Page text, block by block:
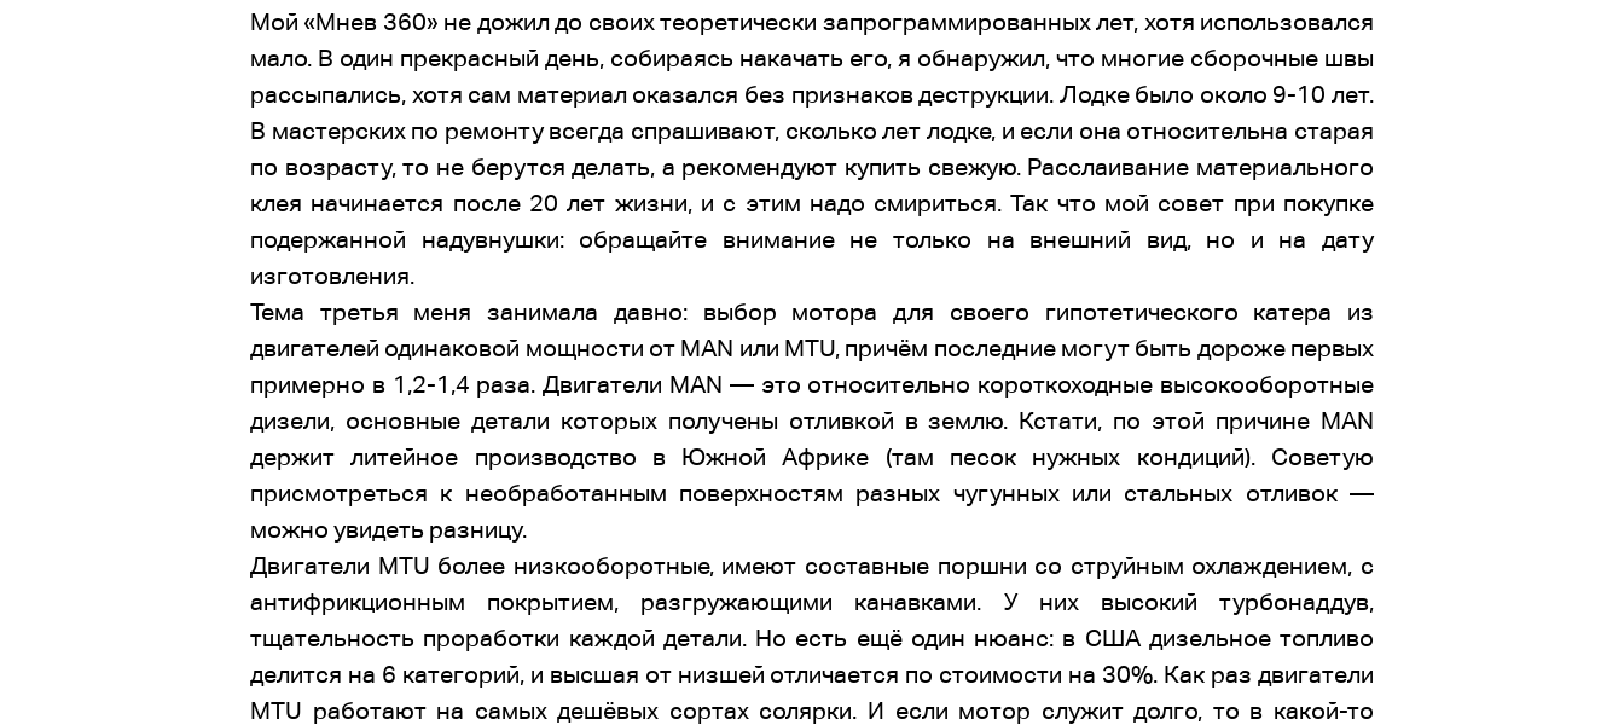
Мой «Мнев 360» не дожил до своих теоретически запрограммированных лет, хотя использовался
мало. В один прекрасный день, собираясь накачать его, я обнаружил, что многие сборочные швы
рассыпались, хотя сам материал оказался без признаков деструкции. Лодке было около 9-10 лет.
В мастерских по ремонту всегда спрашивают, сколько лет лодке, и если она относительна старая
по возрасту, то не берутся делать, а рекомендуют купить свежую. Расслаивание материального
клея начинается после 20 лет жизни, и с этим надо смириться. Так что мой совет при покупке
подержанной надувнушки: обращайте внимание не только на внешний вид, но и на дату
изготовления.
Тема третья меня занимала давно: выбор мотора для своего гипотетического катера из
двигателей одинаковой мощности от МАN или МТU, причём последние могут быть дороже первых
примерно в 1,2-1,4 раза. Двигатели МAN — это относительно короткоходные высокооборотные
дизели, основные детали которых получены отливкой в землю. Кстати, по этой причине МАN
держит литейное производство в Южной Африке (там песок нужных кондиций). Советую
присмотреться к необработанным поверхностям разных чугунных или стальных отливок —
можно увидеть разницу.
Двигатели МТU более низкооборотные, имеют составные поршни со струйным охлаждением, с
антифрикционным покрытием, разгружающими канавками. У них высокий турбонаддув,
тщательность проработки каждой детали. Но есть ещё один нюанс: в США дизельное топливо
делится на 6 категорий, и высшая от низшей отличается по стоимости на 30%. Как раз двигатели
МТU работают на самых дешёвых сортах солярки. И если мотор служит долго, то в какой-то